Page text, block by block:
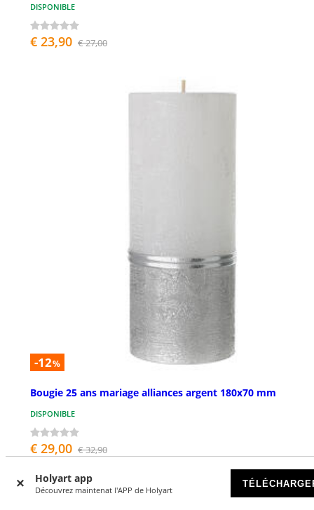
Holyart app
Découvrez maintenat l'APP de Holyart
DISPONIBLE
€ 23,90 € 27,00
-12%
Bougie 25 ans mariage alliances argent 180x70 mm
DISPONIBLE
€ 29,00 € 32,90